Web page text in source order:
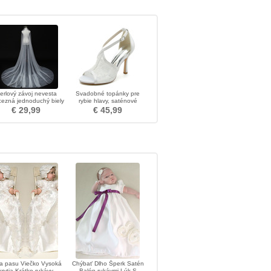
závoj nevesta
jednoduchý biely
závoj 3M
€ 29,99
Svadobné topánky pre
rybie hlavy, saténové
svadobné topánky, ihlové
šaty, topánky vysokej kvality
€ 45,99
pasu Viečko Vysoká
Chýbať Dlho Šperk Satén